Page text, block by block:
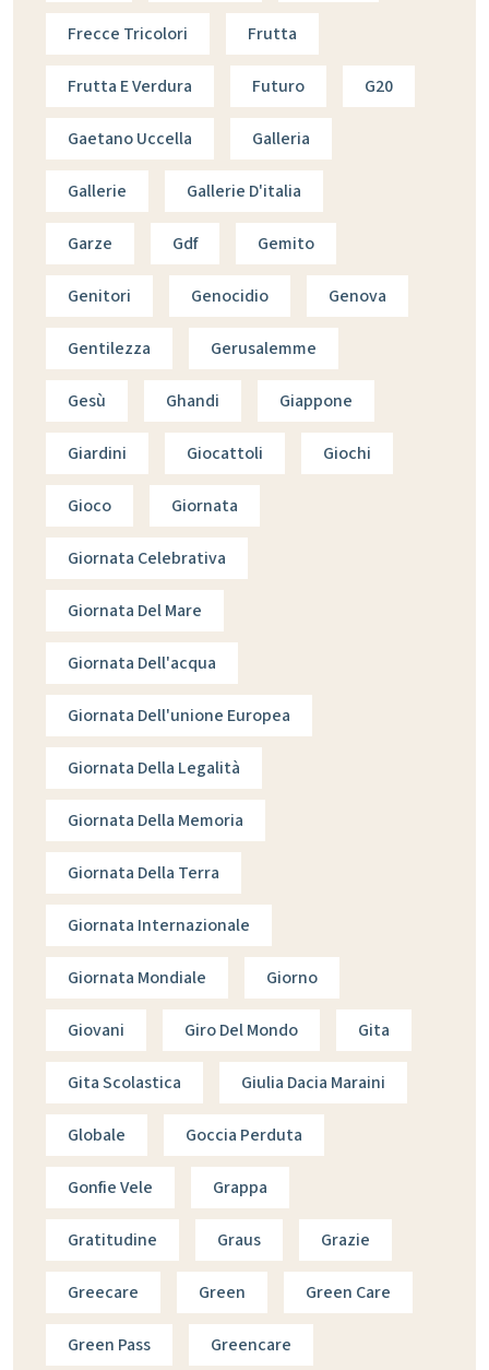
Frecce Tricolori Frutta
Frutta E Verdura Futuro G20
Gaetano Uccella Galleria
Gallerie Gallerie D'italia
Garze Gdf Gemito
Genitori Genocidio Genova
Gentilezza Gerusalemme
Gesù Ghandi Giappone
Giardini Giocattoli Giochi
Gioco Giornata
Giornata Celebrativa
Giornata Del Mare
Giornata Dell'acqua
Giornata Dell'unione Europea
Giornata Della Legalità
Giornata Della Memoria
Giornata Della Terra
Giornata Internazionale
Giornata Mondiale Giorno
Giovani Giro Del Mondo Gita
Gita Scolastica Giulia Dacia Maraini
Globale Goccia Perduta
Gonfie Vele Grappa
Gratitudine Graus Grazie
Greecare Green Green Care
Green Pass Greencare